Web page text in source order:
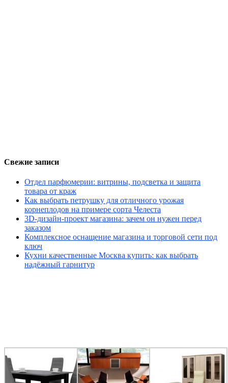
Свежие записи
Отдел парфюмерии: витрины, подсветка и защита
товара от краж
Как выбрать петрушку для отличного урожая
корнеплодов на примере сорта Челеста
3D-дизайн-проект магазина: зачем он нужен перед
заказом
Комплексное оснащение магазина и торговой сети под
ключ
Кухни качественные Москва купить: как выбрать
надёжный гарнитур